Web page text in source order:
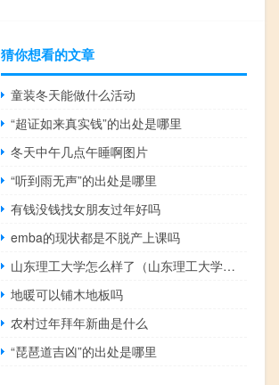
猜你想看的文章
童装冬天能做什么活动
“超证如来真实钱”的出处是哪里
冬天中午几点午睡啊图片
“听到雨无声”的出处是哪里
有钱没钱找女朋友过年好吗
emba的现状都是不脱产上课吗
山东理工大学怎么样了（山东理工大学怎么样）
地暖可以铺木地板吗
农村过年拜年新曲是什么
“琵琶道吉凶”的出处是哪里